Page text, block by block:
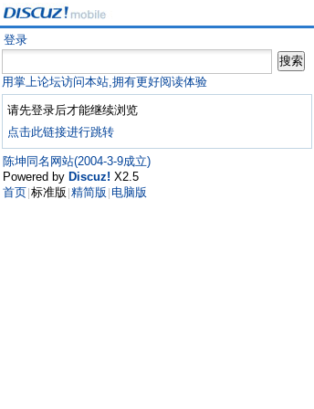
登录
用掌上论坛访问本站,拥有更好阅读体验
请先登录后才能继续浏览
点击此链接进行跳转
陈坤同名网站(2004-3-9成立)
Powered by Discuz! X2.5
首页 标准版 精简版 电脑版